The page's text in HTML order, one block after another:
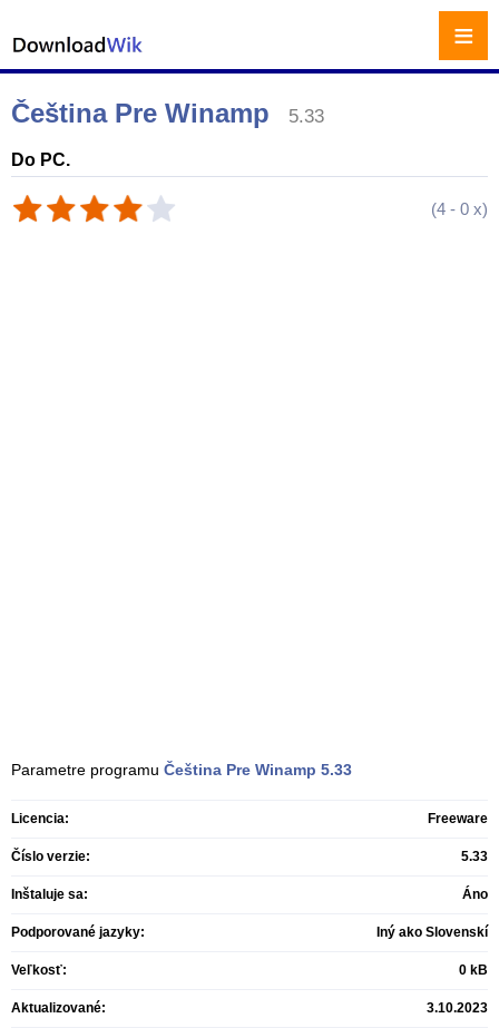
Čeština Pre Winamp 5.33
Do PC.
(4 - 0 x)
Parametre programu Čeština Pre Winamp 5.33
Licencia: Freeware
Číslo verzie: 5.33
Inštaluje sa: Áno
Podporované jazyky: Iný ako Slovenskí
Veľkosť: 0 kB
Aktualizované: 3.10.2023
≡